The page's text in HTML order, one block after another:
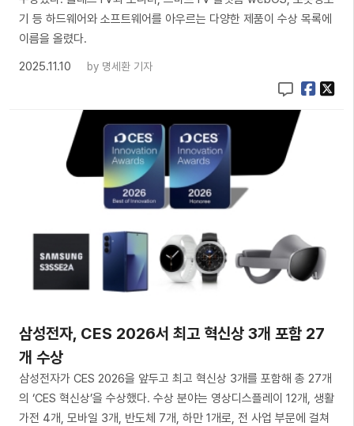
기 등 하드웨어와 소프트웨어를 아우르는 다양한 제품이 수상 목록에
이름을 올렸다.
2025.11.10
by 명세환 기자
삼성전자, CES 2026서 최고 혁신상 3개 포함 27
개 수상
삼성전자가 CES 2026을 앞두고 최고 혁신상 3개를 포함해 총 27개
의 ‘CES 혁신상’을 수상했다. 수상 분야는 영상디스플레이 12개, 생활
가전 4개, 모바일 3개, 반도체 7개, 하만 1개로, 전 사업 부문에 걸쳐